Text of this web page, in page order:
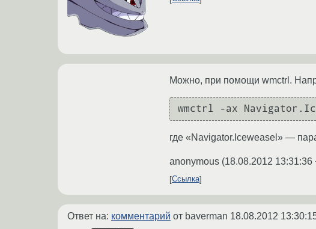
Можно, при помощи wmctrl.
где «Navigator.Iceweasel» —
anonymous (18.08.2012 13:31:36
Ссылка
Ответ на: комментарий от baverman 18.08.2012